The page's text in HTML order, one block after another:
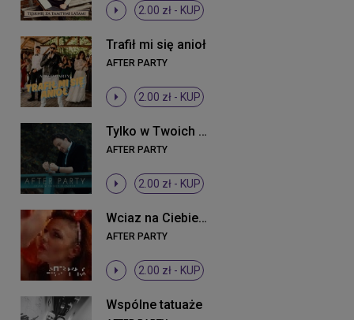
2.00 zł - KUP
Trafił mi się anioł
AFTER PARTY
2.00 zł - KUP
Tylko w Twoich dłoniach
AFTER PARTY
2.00 zł - KUP
Wciaz na Ciebie czekam
AFTER PARTY
2.00 zł - KUP
Wspólne tatuaże